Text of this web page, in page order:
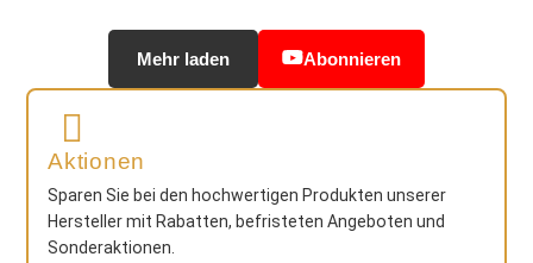
Mehr laden Abonnieren
Aktionen
Sparen Sie bei den hochwertigen Produkten unserer
Hersteller mit Rabatten, befristeten Angeboten und
Sonderaktionen.